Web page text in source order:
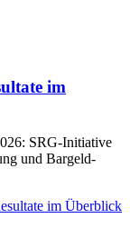
im
SRG-Initiative
und Bargeld-
im Überblick